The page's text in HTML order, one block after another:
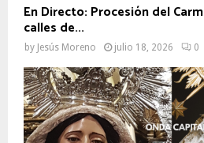
En Directo: Procesión del
calles de...
by Jesús Moreno julio 18, 2026 0